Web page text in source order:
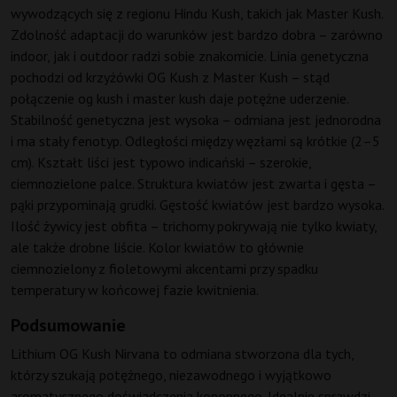
wywodzących się z regionu Hindu Kush, takich jak Master Kush.
Zdolność adaptacji do warunków jest bardzo dobra – zarówno
indoor, jak i outdoor radzi sobie znakomicie. Linia genetyczna
pochodzi od krzyżówki OG Kush z Master Kush – stąd
połączenie og kush i master kush daje potężne uderzenie.
Stabilność genetyczna jest wysoka – odmiana jest jednorodna
i ma stały fenotyp. Odległości między węzłami są krótkie (2–5
cm). Kształt liści jest typowo indicański – szerokie,
ciemnozielone palce. Struktura kwiatów jest zwarta i gęsta –
pąki przypominają grudki. Gęstość kwiatów jest bardzo wysoka.
Ilość żywicy jest obfita – trichomy pokrywają nie tylko kwiaty,
ale także drobne liście. Kolor kwiatów to głównie
ciemnozielony z fioletowymi akcentami przy spadku
temperatury w końcowej fazie kwitnienia.
Podsumowanie
Lithium OG Kush Nirvana to odmiana stworzona dla tych,
którzy szukają potężnego, niezawodnego i wyjątkowo